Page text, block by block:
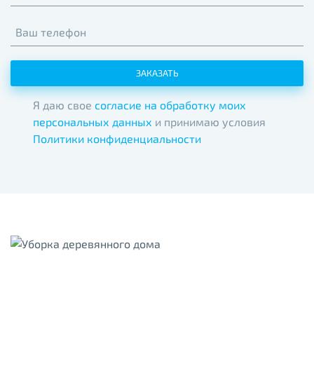
Ваш телефон
ЗАКАЗАТЬ
Я даю свое согласие на обработку моих
персональных данных и принимаю условия
Политики конфиденциальности